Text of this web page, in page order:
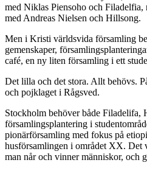
med Niklas Piensoho och
med Andreas Nielsen och Hillsong.
Men i Kristi världsvida församling
gemenskaper,
café, en ny liten församling i ett
Det lilla och det stora. Allt behövs.
och pojklaget i Rågsved.
Stockholm behöver både Filadelifa,
församlingsplantering i
pionärförsamling med fokus på
husförsamlingen i området XX. Det
man når och vinner människor, och